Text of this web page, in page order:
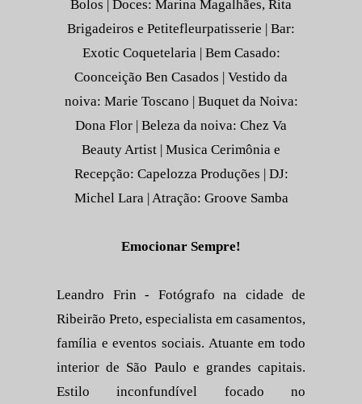
Bolos | Doces: Marina Magalhães, Rita
Brigadeiros e Petitefleurpatisserie | Bar:
Exotic Coquetelaria | Bem Casado:
Coonceição Ben Casados | Vestido da
noiva: Marie Toscano | Buquet da Noiva:
Dona Flor | Beleza da noiva: Chez Va
Beauty Artist | Musica Cerimônia e
Recepção: Capelozza Produções | DJ:
Michel Lara | Atração: Groove Samba
Emocionar Sempre!
Leandro Frin - Fotógrafo na cidade de
Ribeirão Preto, especialista em casamentos,
família e eventos sociais. Atuante em todo
interior de São Paulo e grandes capitais.
Estilo inconfundível focado no